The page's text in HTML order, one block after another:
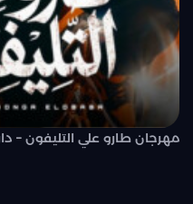
مهرجان طارو علي التليفون –